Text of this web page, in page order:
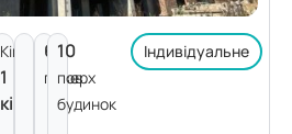
Кімнат:
1
кімната
6
поверх
10
пов.
будинок
Індивідуальне